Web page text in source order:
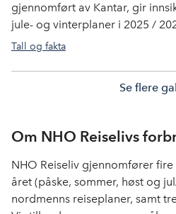
gjennomført av Kantar, gir
jule- og vinterplaner i 2025 /
Tall og fakta
Se flere
Om NHO Reiselivs
NHO Reiseliv gjennomfører
året (påske, sommer, høst og
nordmenns reiseplaner, samt